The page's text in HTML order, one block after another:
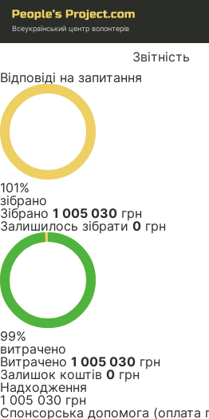
Всеукраїнський центр волонтерів
Звітність
Відповіді на запитання
101%
зібрано
Зібрано 1 005 030 грн
Залишилось зібрати 0 грн
99%
витрачено
Витрачено 1 005 030 грн
Залишок коштів 0 грн
Надходження
1 005 030 грн
Спонсорська допомога (оплата